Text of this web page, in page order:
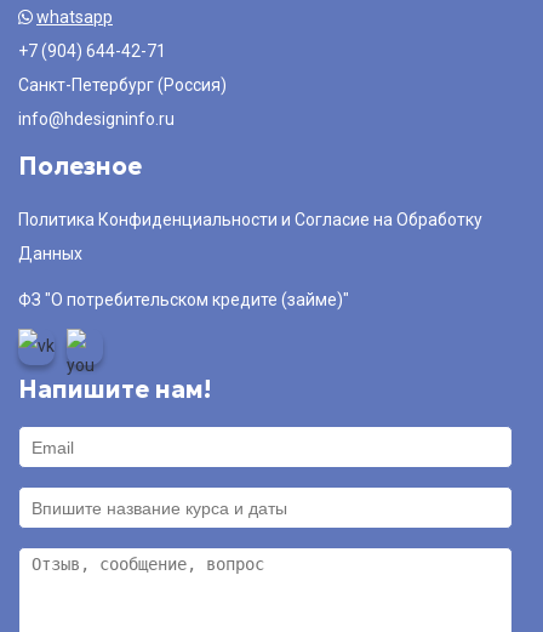
whatsapp
+7 (904) 644-42-71
Санкт-Петербург (Россия)
info@hdesigninfo.ru
Полезное
Политика Конфиденциальности и Согласие на Обработку
Данных
ФЗ "О потребительском кредите (займе)"
Напишите нам!